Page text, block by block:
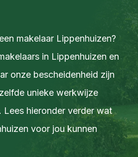
makelaar Lippenhuizen?
in Lippenhuizen en
onze bescheidenheid zijn
unieke werkwijze
Lees hieronder verder wat
voor jou kunnen